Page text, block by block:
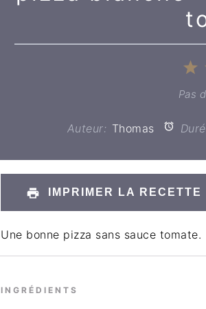
1
Pas
Auteur: Thomas
IMPRIMER LA RECETTE
Une bonne pizza sans sauce tomate.
INGRÉDIENTS